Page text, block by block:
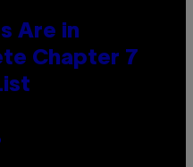
Are in
Chapter 7